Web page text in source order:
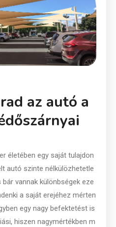
az autó a
életében egy saját tulajdon
autó szinte nélkülözhetetle
vannak különbségek eze
a saját erejéhez mérten
egy nagy befektetést is
hiszen nagymértékben m